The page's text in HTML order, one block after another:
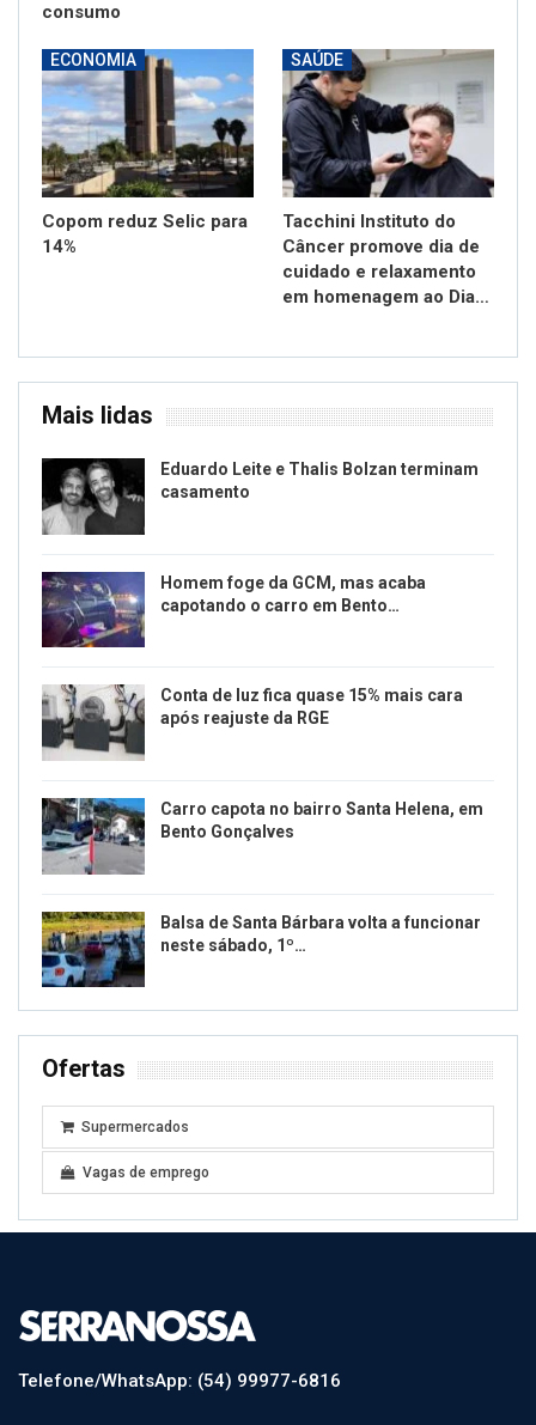
consumo
ECONOMIA
Copom reduz Selic para
14%
SAÚDE
Tacchini Instituto do
Câncer promove dia de
cuidado e relaxamento
em homenagem ao Dia…
Mais lidas
Eduardo Leite e Thalis Bolzan terminam
casamento
Homem foge da GCM, mas acaba
capotando o carro em Bento…
Conta de luz fica quase 15% mais cara
após reajuste da RGE
Carro capota no bairro Santa Helena, em
Bento Gonçalves
Balsa de Santa Bárbara volta a funcionar
neste sábado, 1º…
Ofertas
Supermercados
Vagas de emprego
Telefone/WhatsApp: (54) 99977-6816